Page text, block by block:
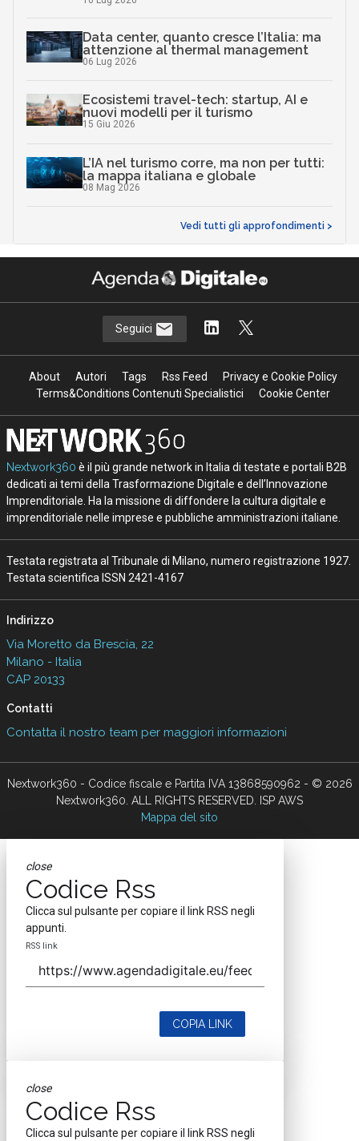
Data center, quanto cresce l’Italia: ma
attenzione al thermal management
06 Lug 2026
Ecosistemi travel-tech: startup, AI e
nuovi modelli per il turismo
15 Giu 2026
L’IA nel turismo corre, ma non per tutti:
la mappa italiana e globale
08 Mag 2026
Vedi tutti gli approfondimenti >
Seguici
About Autori Tags Rss Feed
Privacy e Cookie Policy
Terms&Conditions Contenuti Specialistici
Cookie Center
Nextwork360 è il più grande network in Italia di testate e portali B2B
dedicati ai temi della Trasformazione Digitale e dell’Innovazione
Imprenditoriale. Ha la missione di diffondere la cultura digitale e
imprenditoriale nelle imprese e pubbliche amministrazioni italiane.
Testata registrata al Tribunale di Milano, numero registrazione 1927.
Testata scientifica ISSN 2421-4167
Indirizzo
Via Moretto da Brescia, 22
Milano - Italia
CAP 20133
Contatti
Contatta il nostro team per maggiori informazioni
Nextwork360 - Codice fiscale e Partita IVA 13868590962 - © 2026
Nextwork360. ALL RIGHTS RESERVED. ISP AWS
Mappa del sito
close
Codice Rss
Clicca sul pulsante per copiare il link RSS negli
appunti.
RSS link
COPIA LINK
close
Codice Rss
Clicca sul pulsante per copiare il link RSS negli